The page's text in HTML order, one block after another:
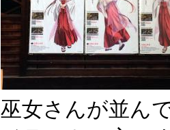
巫女さんが並ん